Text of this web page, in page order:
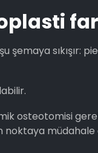
sıkışır:
osteotomisi
noktaya